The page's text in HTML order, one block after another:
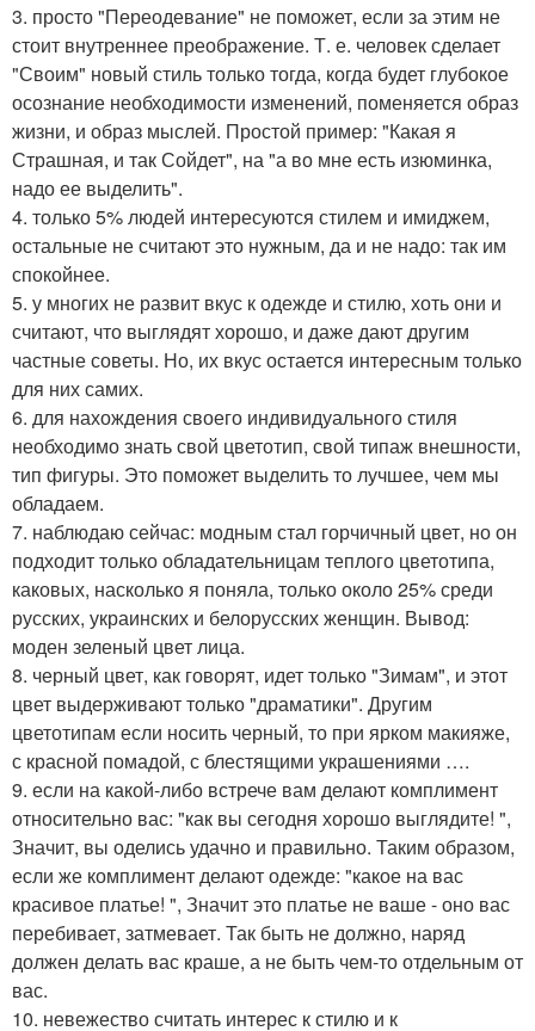
3. просто "Переодевание" не поможет, если за этим не
стоит внутреннее преображение. Т. е. человек сделает
"Своим" новый стиль только тогда, когда будет глубокое
осознание необходимости изменений, поменяется образ
жизни, и образ мыслей. Простой пример: "Какая я
Страшная, и так Сойдет", на "а во мне есть изюминка,
надо ее выделить".
4. только 5% людей интересуются стилем и имиджем,
остальные не считают это нужным, да и не надо: так им
спокойнее.
5. у многих не развит вкус к одежде и стилю, хоть они и
считают, что выглядят хорошо, и даже дают другим
частные советы. Но, их вкус остается интересным только
для них самих.
6. для нахождения своего индивидуального стиля
необходимо знать свой цветотип, свой типаж внешности,
тип фигуры. Это поможет выделить то лучшее, чем мы
обладаем.
7. наблюдаю сейчас: модным стал горчичный цвет, но он
подходит только обладательницам теплого цветотипа,
каковых, насколько я поняла, только около 25% среди
русских, украинских и белорусских женщин. Вывод:
моден зеленый цвет лица.
8. черный цвет, как говорят, идет только "Зимам", и этот
цвет выдерживают только "драматики". Другим
цветотипам если носить черный, то при ярком макияже,
с красной помадой, с блестящими украшениями ….
9. если на какой-либо встрече вам делают комплимент
относительно вас: "как вы сегодня хорошо выглядите! ",
Значит, вы оделись удачно и правильно. Таким образом,
если же комплимент делают одежде: "какое на вас
красивое платье! ", Значит это платье не ваше - оно вас
перебивает, затмевает. Так быть не должно, наряд
должен делать вас краше, а не быть чем-то отдельным от
вас.
10. невежество считать интерес к стилю и к